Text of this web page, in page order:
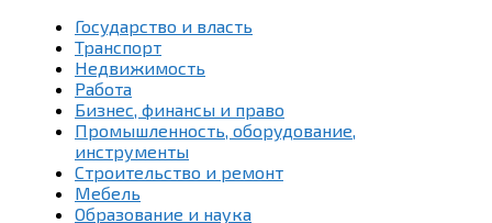
Государство и власть
Транспорт
Недвижимость
Работа
Бизнес, финансы и право
Промышленность, оборудование,
инструменты
Строительство и ремонт
Мебель
Образование и наука